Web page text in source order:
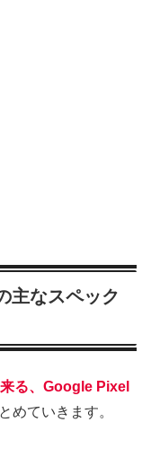
主なスペック
る、Google Pixel
めていきます。